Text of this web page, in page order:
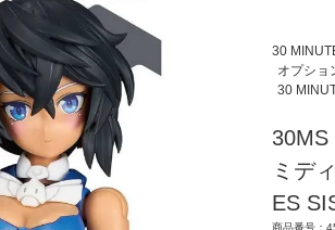
30
オプショ
30
30MS
ミデ
ES
商品番号：